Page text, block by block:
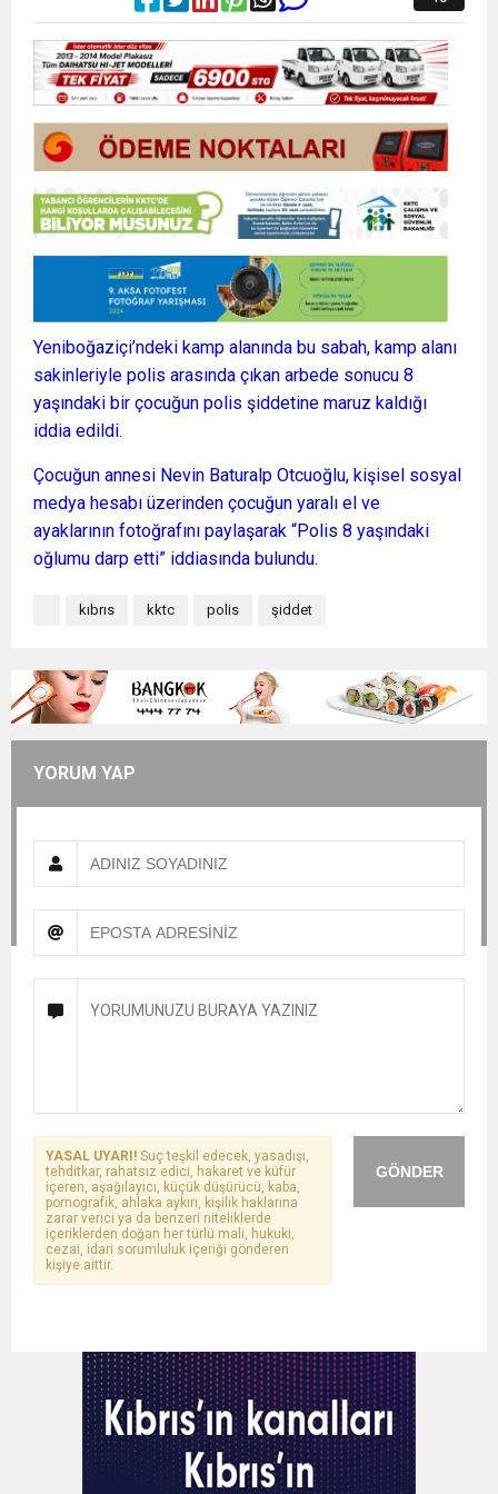
Yeniboğaziçi’ndeki kamp alanında bu sabah, kamp alanı
sakinleriyle polis arasında çıkan arbede sonucu 8
yaşındaki bir çocuğun polis şiddetine maruz kaldığı
iddia edildi.
Çocuğun annesi Nevin Baturalp Otcuoğlu, kişisel sosyal
medya hesabı üzerinden çocuğun yaralı el ve
ayaklarının fotoğrafını paylaşarak “Polis 8 yaşındaki
oğlumu darp etti” iddiasında bulundu.
kıbrıs kktc polis şiddet
YORUM YAP
GÖNDER
YASAL UYARI! Suç teşkil edecek, yasadışı,
tehditkar, rahatsız edici, hakaret ve küfür
içeren, aşağılayıcı, küçük düşürücü, kaba,
pornografik, ahlaka aykırı, kişilik haklarına
zarar verici ya da benzeri niteliklerde
içeriklerden doğan her türlü mali, hukuki,
cezai, idari sorumluluk içeriği gönderen
kişiye aittir.